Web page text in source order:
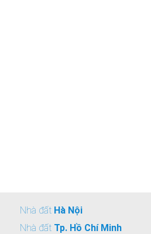
Nhà đất Hà Nội
Nhà đất Tp. Hồ Chí Minh